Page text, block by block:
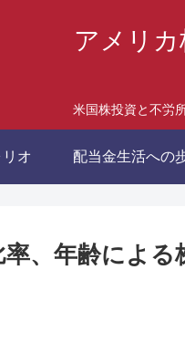
アメリ
米国株投資と不労
オ 配当金生活への
、年齢による